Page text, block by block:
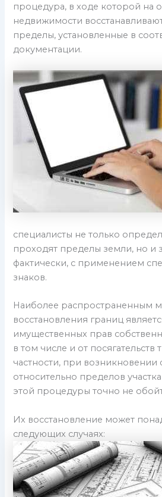
процедура, в ходе которой на
недвижимости
пределы, установленные в
документации.
специалисты не только
проходят пределы земли, но и
фактически, с применением
знаков.
Наиболее распространенным
восстановления границ
имущественных прав
в том числе и от посягательств
частности, при возникновении
относительно пределов
этой процедуры точно не
Их восстановление может
следующих случаях: